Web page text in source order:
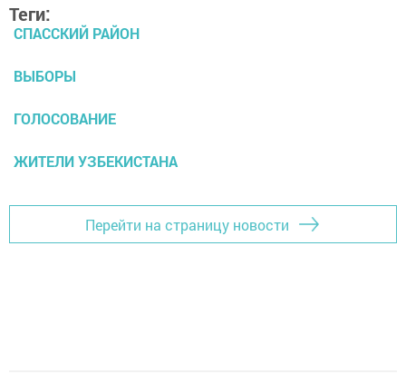
Теги:
СПАССКИЙ РАЙОН
ВЫБОРЫ
ГОЛОСОВАНИЕ
ЖИТЕЛИ УЗБЕКИСТАНА
Перейти на страницу новости